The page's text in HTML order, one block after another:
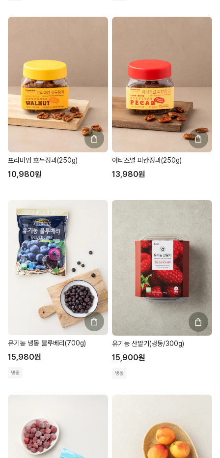
프리미엄 호두정과(250g)
10,980원
아티즈널 피칸정과(250g)
13,980원
유기농 냉동 블루베리(700g)
15,980원
냉동
유기농 산딸기(냉동/300g)
15,900원
냉동